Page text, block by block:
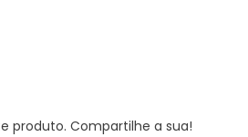
produto. Compartilhe a sua!